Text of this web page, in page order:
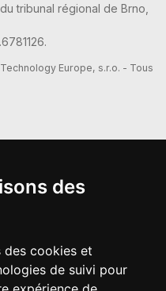
des
des cookies et
de suivi pour
tribunal régional de Brno,
Europe, s.r.o. - Tous
1782